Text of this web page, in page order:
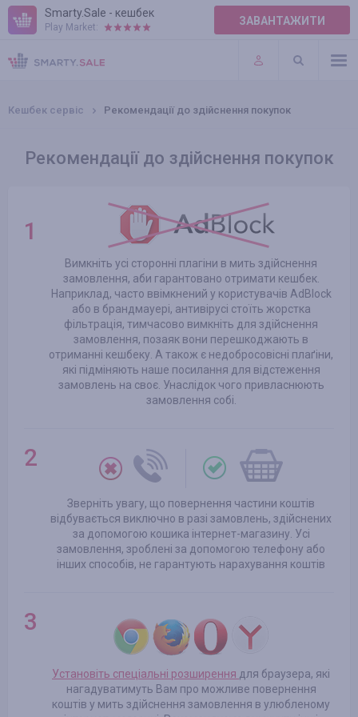
Smarty.Sale - кешбек
Play Market: ЗАВАНТАЖИТИ
ПРАВИЛА
ПЛАГІНИ
Кешбек сервіс Рекомендації до здійснення покупок
Рекомендації до здійснення покупок
Вимкніть усі сторонні плагіни в мить здійснення
замовлення, аби гарантовано отримати кешбек.
Наприклад, часто ввімкнений у користувачів AdBlock
або в брандмауері, антивірусі стоїть жорстка
фільтрація, тимчасово вимкніть для здійснення
замовлення, позаяк вони перешкоджають в
отриманні кешбеку. А також є недобросовісні плаґіни,
які підміняють наше посилання для відстеження
замовлень на своє. Унаслідок чого привласнюють
замовлення собі.
Зверніть увагу, що повернення частини коштів
відбувається виключно в разі замовлень, здійснених
за допомогою кошика інтернет-магазину. Усі
замовлення, зроблені за допомогою телефону або
інших способів, не гарантують нарахування коштів
Установіть спеціальні розширення для браузера, які
нагадуватимуть Вам про можливе повернення
коштів у мить здійснення замовлення в улюбленому